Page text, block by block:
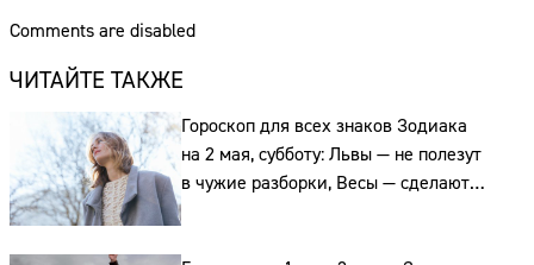
Comments are disabled
ЧИТАЙТЕ ТАКЖЕ
Гороскоп для всех знаков Зодиака
на 2 мая, субботу: Львы — не полезут
в чужие разборки, Весы — сделают
выбор, а, а Рыбы выскажут обиды